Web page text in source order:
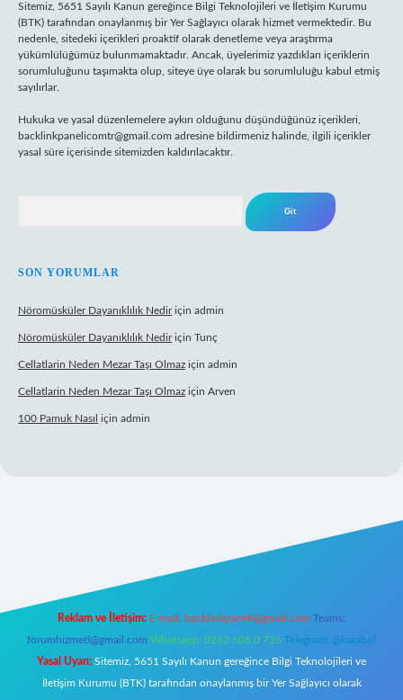
Sitemiz, 5651 Sayılı Kanun gereğince Bilgi Teknolojileri ve İletişim Kurumu
(BTK) tarafından onaylanmış bir Yer Sağlayıcı olarak hizmet vermektedir. Bu
nedenle, sitedeki içerikleri proaktif olarak denetleme veya araştırma
yükümlülüğümüz bulunmamaktadır. Ancak, üyelerimiz yazdıkları içeriklerin
sorumluluğunu taşımakta olup, siteye üye olarak bu sorumluluğu kabul etmiş
sayılırlar.
Hukuka ve yasal düzenlemelere aykırı olduğunu düşündüğünüz içerikleri,
backlinkpanelicomtr@gmail.com adresine bildirmeniz halinde, ilgili içerikler
yasal süre içerisinde sitemizden kaldırılacaktır.
SON YORUMLAR
Nöromüsküler Dayanıklılık Nediriçin admin
Nöromüsküler Dayanıklılık Nediriçin Tunç
Cellatlarin Neden Mezar Taşı Olmaz için admin
Cellatlarin Neden Mezar Taşı Olmaz için Arven
100 Pamuk Nasıl için admin
Reklam ve İletişim: E-mail: backlinkpaneli@gmail.com Teams:
forumhizmeti@gmail.com Whatsapp: 0262 606 0 726 Telegram: @karabul
Yasal Uyarı: Sitemiz, 5651 Sayılı Kanun gereğince Bilgi Teknolojileri ve
İletişim Kurumu (BTK) tarafından onaylanmış bir Yer Sağlayıcı olarak